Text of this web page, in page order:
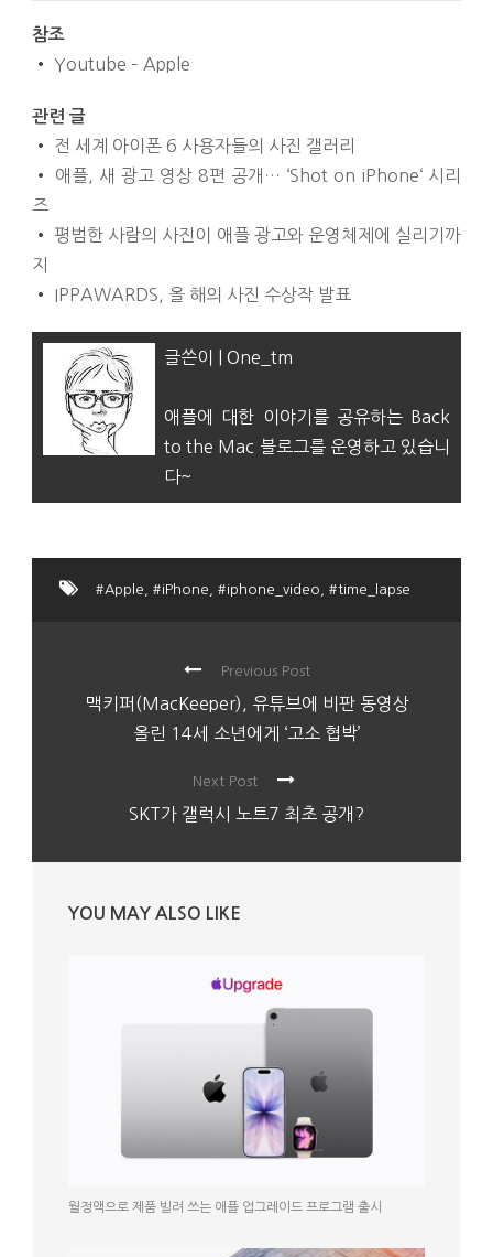
참조
• Youtube – Apple
관련 글
• 전 세계 아이폰 6 사용자들의 사진 갤러리
• 애플, 새 광고 영상 8편 공개… ‘Shot on iPhone‘ 시리
즈
• 평범한 사람의 사진이 애플 광고와 운영체제에 실리기까
지
• IPPAWARDS, 올 해의 사진 수상작 발표
글쓴이 | One_tm
애플에 대한 이야기를 공유하는 Back
to the Mac 블로그를 운영하고 있습니
다~
#Apple #iPhone #iphone_video #time_lapse
Previous Post
맥키퍼(MacKeeper), 유튜브에 비판 동영상
올린 14세 소년에게 ‘고소 협박’
Next Post
SKT가 갤럭시 노트7 최초 공개?
YOU MAY ALSO LIKE
월정액으로 제품 빌려 쓰는 애플 업그레이드 프로그램 출시